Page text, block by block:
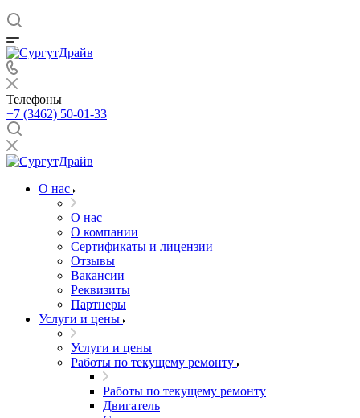
Телефоны
+7 (3462) 50-01-33
О нас
О нас
О компании
Сертификаты и лицензии
Отзывы
Вакансии
Реквизиты
Партнеры
Услуги и цены
Услуги и цены
Работы по текущему ремонту
Работы по текущему ремонту
Двигатель